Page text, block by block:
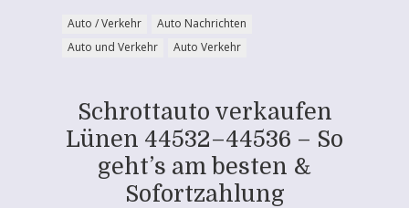
Auto / Verkehr
Auto Nachrichten
Auto und Verkehr
Auto Verkehr
Schrottauto verkaufen
Lünen 44532–44536 – So
geht’s am besten &
Sofortzahlung